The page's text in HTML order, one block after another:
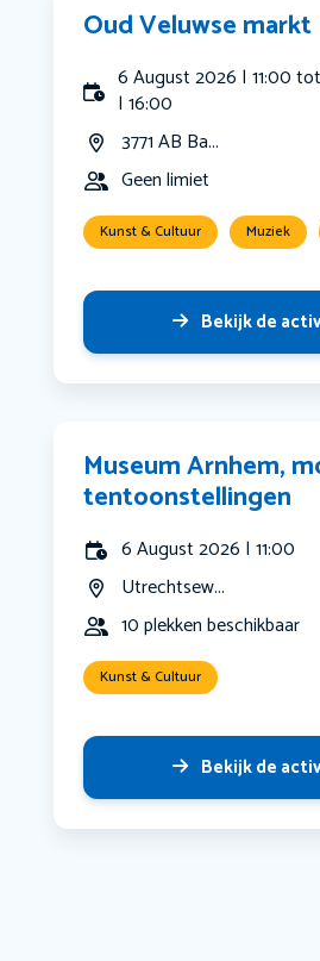
Oud Veluwse markt
6 August 2026 | 11:00
| 16:00
3771 AB Ba...
Geen limiet
Kunst & Cultuur Muziek
Bekijk de
Museum Arnhem,
tentoonstellingen
6 August 2026 | 11:00
Utrechtsew...
10 plekken beschikbaar
Kunst & Cultuur
Bekijk de